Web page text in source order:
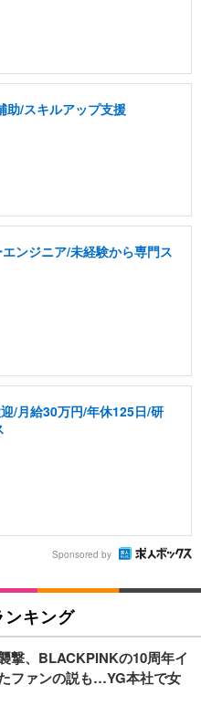
助/スキルアップ支援
ンジニア/未経験から専門ス
/月給30万円/年休125日/研
Sponsored by
ンキング
撃、BLACKPINKの10周年イ
ファンの説も…YG本社で女